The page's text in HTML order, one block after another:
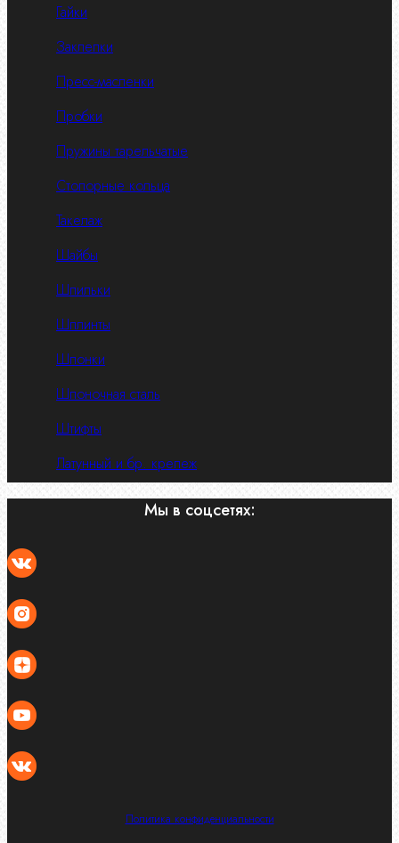
Гайки
Заклепки
Пресс-масленки
Пробки
Пружины тарельчатые
Стопорные кольца
Такелаж
Шайбы
Шпильки
Шплинты
Шпонки
Шпоночная сталь
Штифты
Латунный и бр. крепеж
Мы в соцсетях:
Политика конфиденциальности